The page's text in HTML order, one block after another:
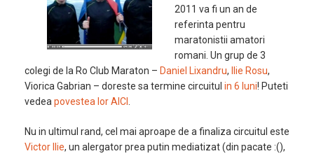
2011 va fi un an de
referinta pentru
maratonistii amatori
romani. Un grup de 3
colegi de la Ro Club Maraton – Daniel Lixandru, Ilie Rosu,
Viorica Gabrian – doreste sa termine circuitul in 6 luni! Puteti
vedea povestea lor AICI
Nu in ultimul rand, cel mai aproape de a finaliza circuitul este
Victor Ilie, un alergator prea putin mediatizat (din pacate :(),